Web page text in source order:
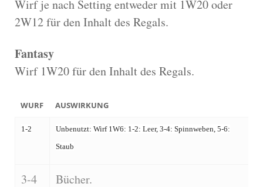
Wirf je nach Setting entweder mit 1W20 oder
2W12 für den Inhalt des Regals.
Fantasy
Wirf 1W20 für den Inhalt des Regals.
WURF AUSWIRKUNG
1-2
Unbenutzt: Wirf 1W6: 1-2: Leer, 3-4: Spinnweben, 5-6:
Staub
3-4 Bücher.